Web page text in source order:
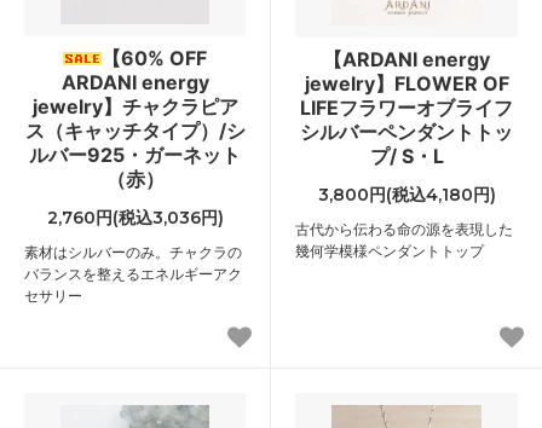
【60% OFF
ARDANI energy
jewelry】チャクラピア
ス（キャッチタイプ）/シ
ルバー925・ガーネット
（赤）
2,760円(税込3,036円)
素材はシルバーのみ。チャクラの
バランスを整えるエネルギーアク
セサリー
【ARDANI energy
jewelry】FLOWER OF
LIFEフラワーオブライフ
シルバーペンダントトッ
プ/ S・L
3,800円(税込4,180円)
古代から伝わる命の源を表現した
幾何学模様ペンダントトップ